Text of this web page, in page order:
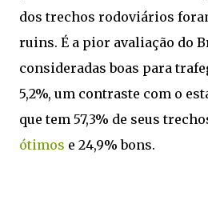
dos trechos rodoviários
ruins. É a pior avaliação do
consideradas boas para
5,2%, um contraste com o
que tem 57,3% de seus
ótimos e 24,9% bons.